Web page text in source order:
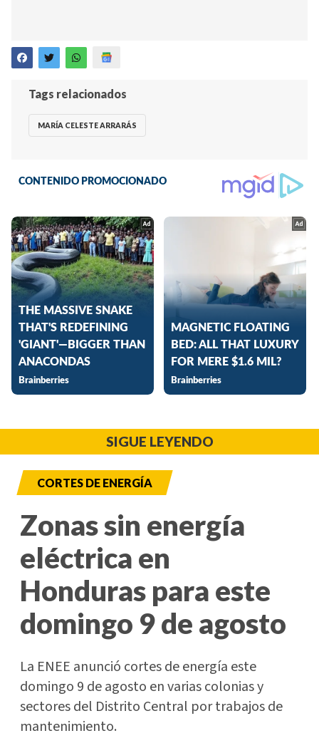
Tags relacionados
MARÍA CELESTE ARRARÁS
SIGUE LEYENDO
CORTES DE ENERGÍA
Zonas sin energía
eléctrica en
Honduras para este
domingo 9 de agosto
La ENEE anunció cortes de energía este
domingo 9 de agosto en varias colonias y
sectores del Distrito Central por trabajos de
mantenimiento.